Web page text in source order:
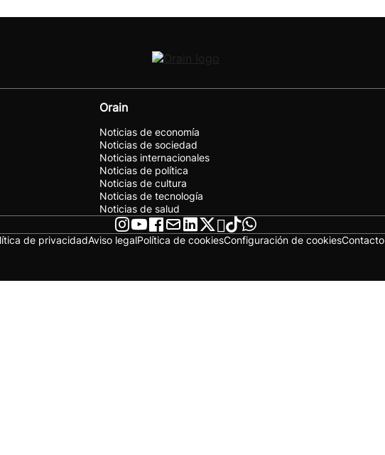
Orain
Noticias de economía
Noticias de sociedad
Noticias internacionales
Noticias de política
Noticias de cultura
Noticias de tecnología
Noticias de salud
de privacidadAviso legalPolítica de cookiesConfiguración de cookiesContacto